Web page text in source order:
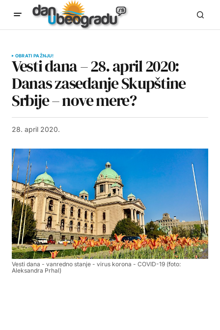
OBRATI PAŽNJU!
Vesti dana – 28. april 2020:
Danas zasedanje Skupštine
Srbije – nove mere?
28. april 2020.
Vesti dana - vanredno stanje - virus korona - COVID-19 (foto:
Aleksandra Prhal)